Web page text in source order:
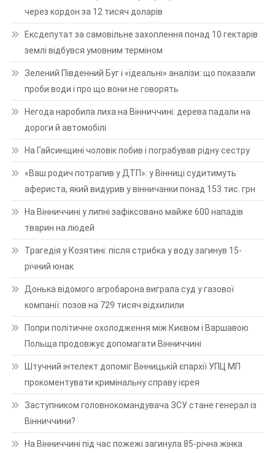
через кордон за 12 тисяч доларів
Ексдепутат за самовільне захоплення понад 10 гектарів
землі відбувся умовним терміном
Зелений Південний Буг і «ідеальні» аналізи: що показали
проби води і про що вони не говорять
Негода наробила лиха на Вінниччині: дерева падали на
дороги й автомобілі
На Гайсинщині чоловік побив і пограбував рідну сестру
«Ваш родич потрапив у ДТП»: у Вінниці судитимуть
афериста, який видурив у вінничанки понад 153 тис. грн
На Вінниччині у липні зафіксовано майже 600 нападів
тварин на людей
Трагедія у Козятині: після стрибка у воду загинув 15-
річний юнак
Донька відомого агробарона виграла суд у газової
компанії: позов на 729 тисяч відхилили
Попри політичне охолодження між Києвом і Варшавою
Польща продовжує допомагати Вінниччині
Штучний інтелект допоміг Вінницькій єпархії УПЦ МП
прокоментувати кримінальну справу ієрея
Заступником головнокомандувача ЗСУ стане генерал із
Вінниччини?
На Вінниччині під час пожежі загинула 85-річна жінка